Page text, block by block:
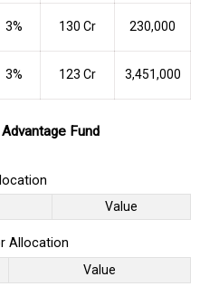
3% ₹130 Cr 230,000
3% ₹123 Cr 3,451,000
Fund
Value
Allocation
Value